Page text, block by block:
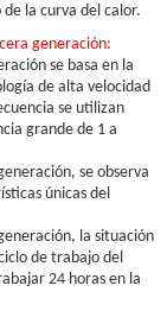
la curva del calor.
generación:
se basa en la
de alta velocidad
se utilizan
grande de 1 a
se observa
únicas del
la situación
de trabajo del
24 horas en la